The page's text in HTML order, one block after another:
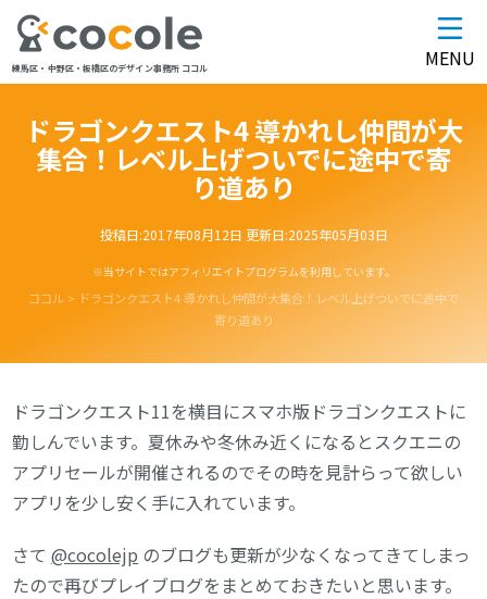
練馬区・中野区・板橋区のデザイン事務所 ココル MENU
ドラゴンクエスト4 導かれし仲間が大
集合！レベル上げついでに途中で寄
り道あり
投稿日:2017年08月12日 更新日:2025年05月03日
※当サイトではアフィリエイトプログラムを利用しています。
ココル > ドラゴンクエスト4 導かれし仲間が大集合！レベル上げついでに途中で
寄り道あり
ドラゴンクエスト11を横目にスマホ版ドラゴンクエストに
勤しんでいます。夏休みや冬休み近くになるとスクエニの
アプリセールが開催されるのでその時を見計らって欲しい
アプリを少し安く手に入れています。
さて@cocolejp のブログも更新が少なくなってきてしまっ
たので再びプレイブログをまとめておきたいと思います。